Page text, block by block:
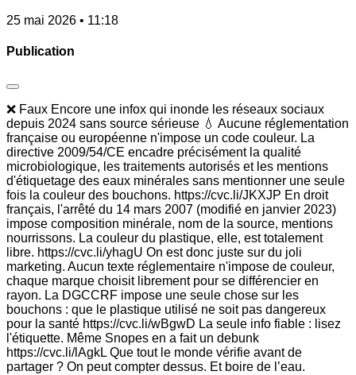
25 mai 2026 • 11:18
Publication
❌ Faux Encore une infox qui inonde les réseaux sociaux
depuis 2024 sans source sérieuse 💧 Aucune réglementation
française ou européenne n'impose un code couleur. La
directive 2009/54/CE encadre précisément la qualité
microbiologique, les traitements autorisés et les mentions
d'étiquetage des eaux minérales sans mentionner une seule
fois la couleur des bouchons. https://cvc.li/JKXJP En droit
français, l'arrêté du 14 mars 2007 (modifié en janvier 2023)
impose composition minérale, nom de la source, mentions
nourrissons. La couleur du plastique, elle, est totalement
libre. https://cvc.li/yhagU On est donc juste sur du joli
marketing. Aucun texte réglementaire n'impose de couleur,
chaque marque choisit librement pour se différencier en
rayon. La DGCCRF impose une seule chose sur les
bouchons : que le plastique utilisé ne soit pas dangereux
pour la santé https://cvc.li/wBgwD La seule info fiable : lisez
l'étiquette. Même Snopes en a fait un debunk
https://cvc.li/lAgkL Que tout le monde vérifie avant de
partager ? On peut compter dessus. Et boire de l’eau.